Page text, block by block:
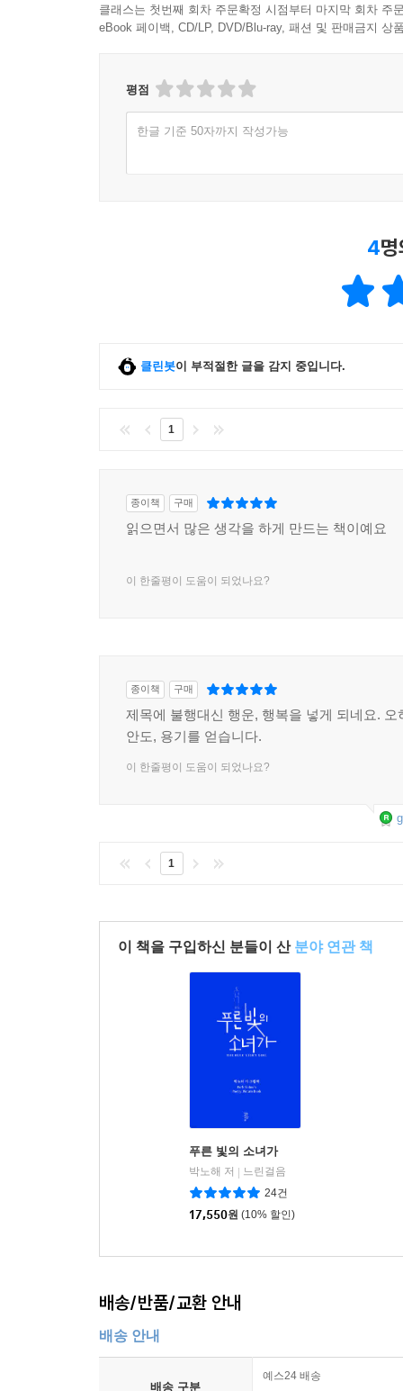
클래스는 첫번째 회차 주문확정 시점부터 마지막 회차 주
eBook 페이백, CD/LP, DVD/Blu-ray, 패션 및 판매금지 상
평점
한글 기준 50자까지 작성가능
4
클린봇이 부적절한 글을 감지 중입니다.
1
종이책 구매
읽으면서 많은 생각을 하게 만드는 책이예요
이 한줄평이 도움이 되었나요?
종이책 구매
제목에 불행대신 행운, 행복을 넣게 되네요. 오
안도, 용기를 얻습니다.
이 한줄평이 도움이 되었나요?
1
이 책을 구입하신 분들이 산 분야 연관 책
푸른 빛의 소녀가
박노해 저
느린걸음
24건
17,550원 (10% 할인)
배송/반품/교환 안내
배송 안내
배송 구분
예스24 배송